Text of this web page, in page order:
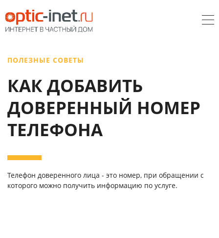
ПОЛЕЗНЫЕ СОВЕТЫ
КАК ДОБАВИТЬ
ДОВЕРЕННЫЙ НОМЕР
ТЕЛЕФОНА
Телефон доверенного лица - это номер, при обращении с
которого можно получить информацию по услуге.